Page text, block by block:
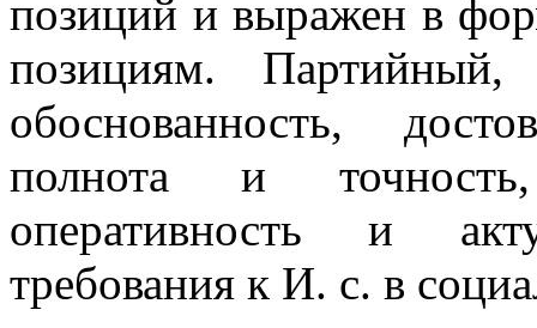
позиций и выражен в
позициям. Партийный,
обоснованность,
полнота и
оперативность и
требования к И. с. в